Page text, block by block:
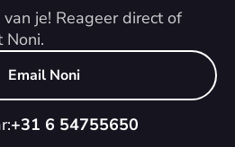
je! Reageer direct of
Noni.
Email Noni
+31 6 54755650